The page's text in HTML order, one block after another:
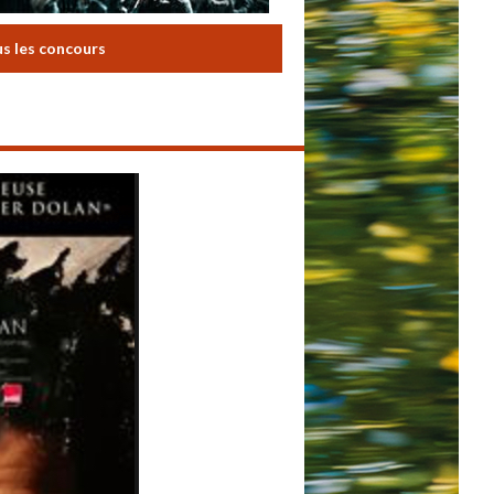
les concours